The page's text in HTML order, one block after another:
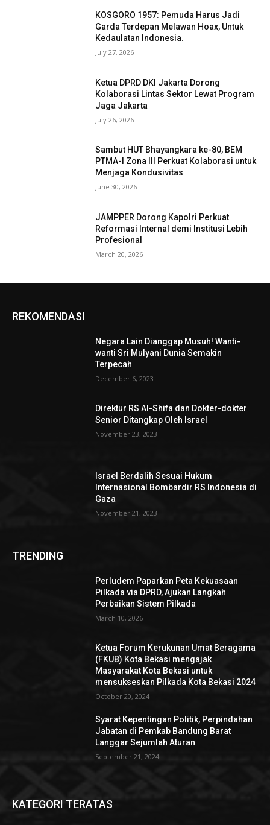
KOSGORO 1957: Pemuda Harus Jadi
Garda Terdepan Melawan Hoax, Untuk
Kedaulatan Indonesia.
July 27, 2026
Ketua DPRD DKI Jakarta Dorong
Kolaborasi Lintas Sektor Lewat Program
Jaga Jakarta
July 26, 2026
Sambut HUT Bhayangkara ke-80, BEM
PTMA-I Zona III Perkuat Kolaborasi untuk
Menjaga Kondusivitas
June 30, 2026
JAMPPER Dorong Kapolri Perkuat
Reformasi Internal demi Institusi Lebih
Profesional
March 20, 2026
REKOMENDASI
Negara Lain Dianggap Musuh! Wanti-
wanti Sri Mulyani Dunia Semakin
Terpecah
December 6, 2023
Direktur RS Al-Shifa dan Dokter-dokter
Senior Ditangkap Oleh Israel
November 23, 2023
Israel Berdalih Sesuai Hukum
Internasional Bombardir RS Indonesia di
Gaza
November 21, 2023
TRENDING
Perludem Paparkan Peta Kekuasaan
Pilkada via DPRD, Ajukan Langkah
Perbaikan Sistem Pilkada
March 10, 2026
Ketua Forum Kerukunan Umat Beragama
(FKUB) Kota Bekasi mengajak
Masyarakat Kota Bekasi untuk
mensukseskan Pilkada Kota Bekasi 2024
October 20, 2024
Syarat Kepentingan Politik, Perpindahan
Jabatan di Pemkab Bandung Barat
Langgar Sejumlah Aturan
September 21, 2024
KATEGORI TERATAS